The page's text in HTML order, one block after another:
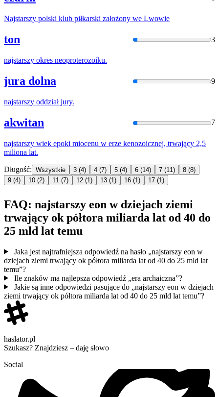
Najstarszy polski klub piłkarski założony we Lwowie
ton 3
najstarszy okres neoproterozoiku.
jura dolna 9
najstarszy oddział jury.
akwitan 7
najstarszy wiek epoki miocenu w erze kenozoicznej, trwający 2,5
miliona lat.
Długość: Wszystkie 3 (4) 4 (7) 5 (4) 6 (14) 7 (11) 8 (8)
9 (4) 10 (2) 11 (7) 12 (1) 13 (1) 16 (1) 17 (1)
FAQ: najstarszy eon w dziejach ziemi
trwający ok półtora miliarda lat od 40 do
25 mld lat temu
Jaka jest najtrafniejsza odpowiedź na hasło „najstarszy eon w
dziejach ziemi trwający ok półtora miliarda lat od 40 do 25 mld lat
temu”?
Ile znaków ma najlepsza odpowiedź „era archaiczna”?
Jakie są inne odpowiedzi pasujące do „najstarszy eon w dziejach
ziemi trwający ok półtora miliarda lat od 40 do 25 mld lat temu”?
haslator.pl
Szukasz? Znajdziesz – daję słowo
Social